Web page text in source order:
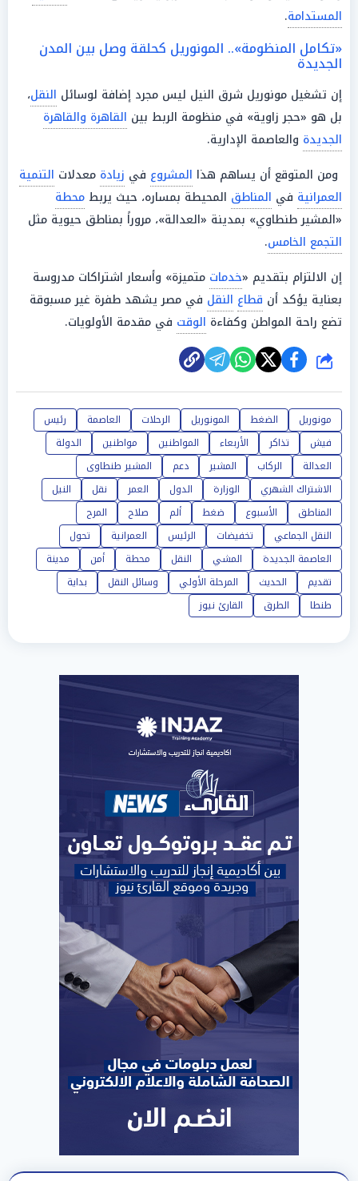
المستدامة.
«تكامل المنظومة».. المونوريل كحلقة وصل بين المدن
الجديدة
إن تشغيل مونوريل شرق النيل ليس مجرد إضافة لوسائل النقل،
بل هو «حجر زاوية» في منظومة الربط بين القاهرة والقاهرة
الجديدة والعاصمة الإدارية.
ومن المتوقع أن يساهم هذا المشروع في زيادة معدلات التنمية
العمرانية في المناطق المحيطة بمساره، حيث يربط محطة
«المشير طنطاوي» بمدينة «العدالة»، مروراً بمناطق حيوية مثل
التجمع الخامس.
إن الالتزام بتقديم «خدمات متميزة» وأسعار اشتراكات مدروسة
بعناية يؤكد أن قطاع النقل في مصر يشهد طفرة غير مسبوقة
تضع راحة المواطن وكفاءة الوقت في مقدمة الأولويات.
شارك
مونوريل الضغط المونوريل الرحلات العاصمة
رئيس
فيش
تذاكر الأربعاء المواطنين مواطنين
الدولة
العدالة
الركاب المشير دعم
المشير طنطاوى
الاشتراك الشهري
الوزارة الدول العمر نقل
النيل
المناطق
الأسبوع ضغط ألم صلاح
المرح
النقل الجماعي
تخفيضات الرئيس العمرانية
تحول
العاصمة الجديدة
المشي النقل محطة أمن
مدينة
تقديم
الحديث المرحلة الأولي وسائل النقل
بداية
طنطا
الطرق القارئ نيوز